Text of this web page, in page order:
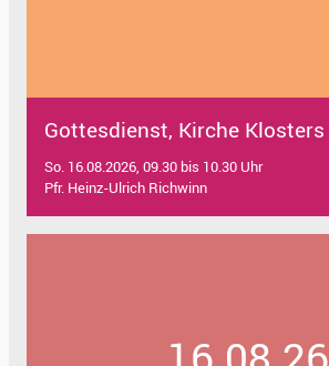
Gottesdienst, Kirche Klosters
So. 16.08.2026, 09.30 bis 10.30 Uhr
Pfr. Heinz-Ulrich Richwinn